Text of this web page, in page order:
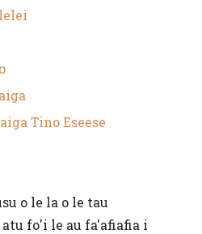
Tino Eseese
o le la o le tau
fo'i le au fa'afiafia i